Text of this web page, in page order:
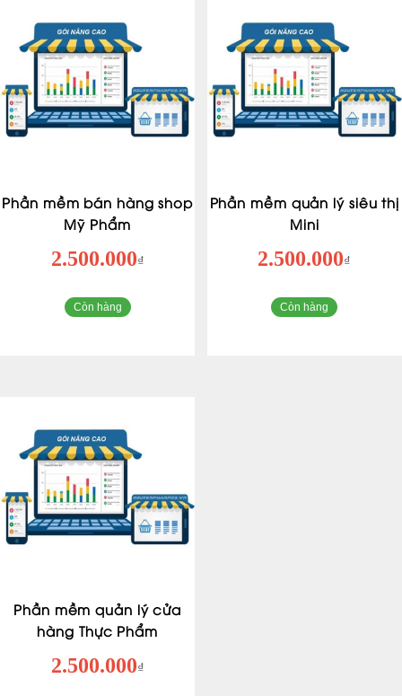
Phần mềm bán hàng shop
Mỹ Phẩm
2.500.000₫
Còn hàng
Phần mềm quản lý siêu thị
Mini
2.500.000₫
Còn hàng
Phần mềm quản lý cửa
hàng Thực Phẩm
2.500.000₫